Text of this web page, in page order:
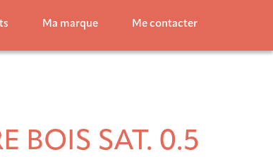
Ma marque Me contacter
BOIS SAT. 0.5